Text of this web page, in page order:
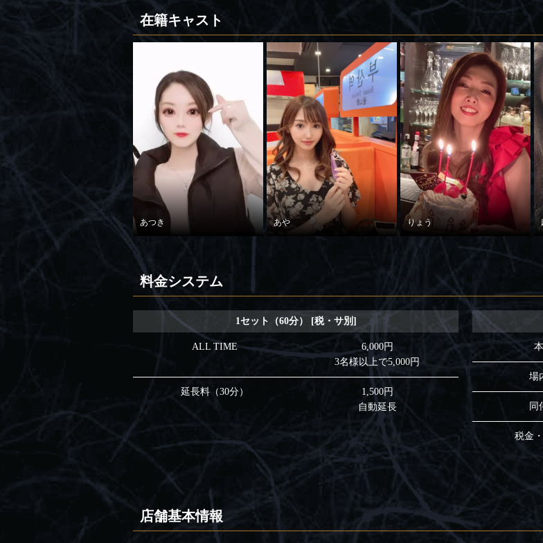
在籍キャスト
あつき あや りょう
料金システム
1セット（60分） [税・サ別]
ALL TIME
6,000円
3名様以上で5,000円
延長料（30分）
1,500円
自動延長
場
同
税金
店舗基本情報